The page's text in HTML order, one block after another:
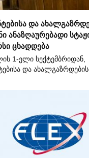
და
ანაზღაურებადი
ცხადდება
1-ელი სექტემბრიდან,
და